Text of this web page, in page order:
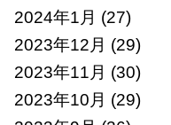
2024年1月 (27)
2023年12月 (29)
2023年11月 (30)
2023年10月 (29)